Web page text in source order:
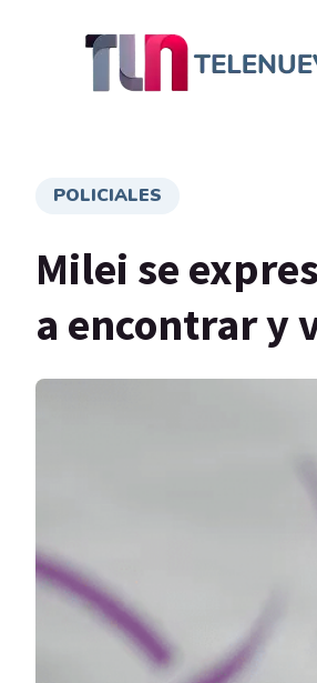
POLICIALES
Milei se
a encontrar y